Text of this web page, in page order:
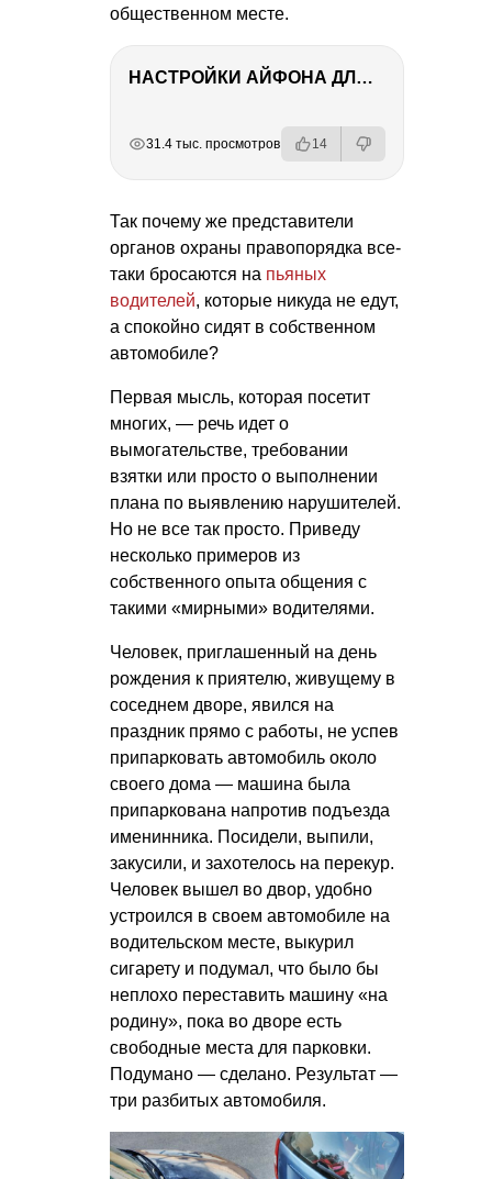
общественном месте.
НАСТРОЙКИ АЙФОНА ДЛЯ ФОТО И ВИДЕО
31.4 тыс. просмотров 14
Так почему же представители
органов охраны правопорядка все-
таки бросаются на пьяных
водителей, которые никуда не едут,
а спокойно сидят в собственном
автомобиле?
Первая мысль, которая посетит
многих, — речь идет о
вымогательстве, требовании
взятки или просто о выполнении
плана по выявлению нарушителей.
Но не все так просто. Приведу
несколько примеров из
собственного опыта общения с
такими «мирными» водителями.
Человек, приглашенный на день
рождения к приятелю, живущему в
соседнем дворе, явился на
праздник прямо с работы, не успев
припарковать автомобиль около
своего дома — машина была
припаркована напротив подъезда
именинника. Посидели, выпили,
закусили, и захотелось на перекур.
Человек вышел во двор, удобно
устроился в своем автомобиле на
водительском месте, выкурил
сигарету и подумал, что было бы
неплохо переставить машину «на
родину», пока во дворе есть
свободные места для парковки.
Подумано — сделано. Результат —
три разбитых автомобиля.